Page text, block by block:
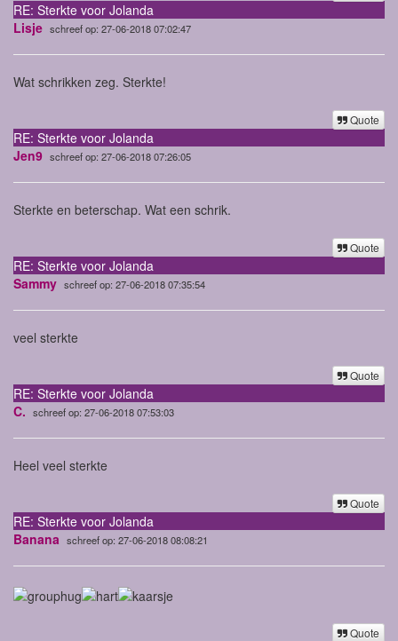
RE: Sterkte voor Jolanda
Lisje schreef op: 27-06-2018 07:02:47
Wat schrikken zeg. Sterkte!
Quote
RE: Sterkte voor Jolanda
Jen9 schreef op: 27-06-2018 07:26:05
Sterkte en beterschap. Wat een schrik.
Quote
RE: Sterkte voor Jolanda
Sammy schreef op: 27-06-2018 07:35:54
veel sterkte
Quote
RE: Sterkte voor Jolanda
C. schreef op: 27-06-2018 07:53:03
Heel veel sterkte
Quote
RE: Sterkte voor Jolanda
Banana schreef op: 27-06-2018 08:08:21
Quote